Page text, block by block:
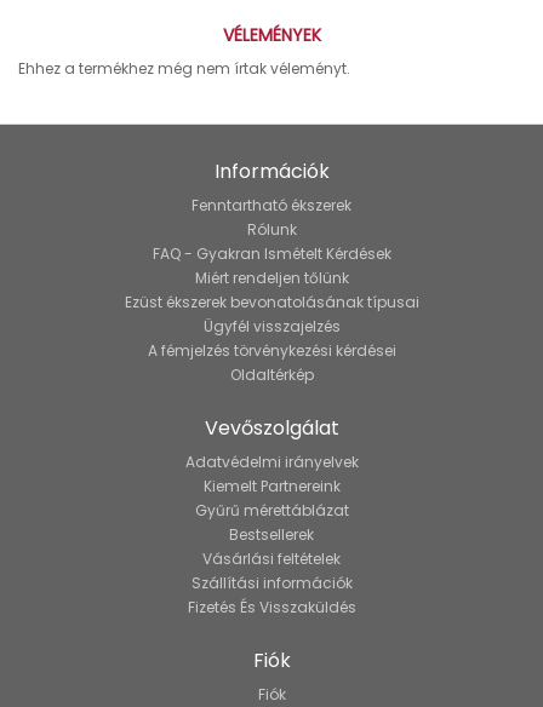
VÉLEMÉNYEK
Ehhez a termékhez még nem írtak véleményt.
Információk
Fenntartható ékszerek
Rólunk
FAQ - Gyakran Ismételt Kérdések
Miért rendeljen tőlünk
Ezüst ékszerek bevonatolásának típusai
Ügyfél visszajelzés
A fémjelzés törvénykezési kérdései
Oldaltérkép
Vevőszolgálat
Adatvédelmi irányelvek
Kiemelt Partnereink
Gyűrű mérettáblázat
Bestsellerek
Vásárlási feltételek
Szállítási információk
Fizetés És Visszaküldés
Fiók
Fiók